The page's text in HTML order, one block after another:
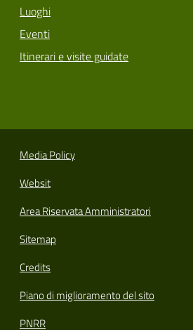
Luoghi
Eventi
Itinerari e visite guidate
Media Policy
Websit
Area Riservata Amministratori
Sitemap
Credits
Piano di miglioramento del sito
PNRR